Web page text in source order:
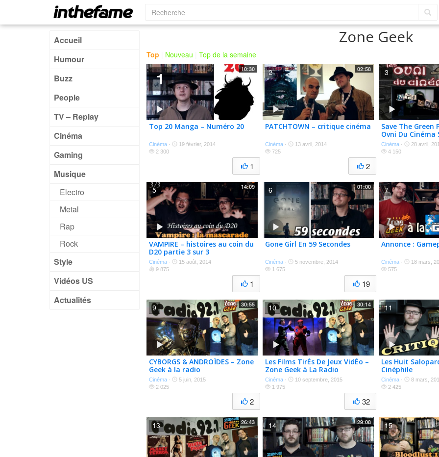
Accueil
Humour
Buzz
People
TV – Replay
Cinéma
Gaming
Musique
Electro
Metal
Rap
Rock
Style
Vidéos US
Actualités
Zone Geek
Top Nouveau Top de la semaine
10:30
Top 20 Manga – Numéro 20
Cinéma ·
19 février, 2014
2 300
1
1 02:58
PATCHTOWN – critique cinéma
Cinéma ·
13 avril, 2014
725
2
2
Save The Green
Ovni Du Cinéma
Cinéma ·
28 avril,
4 150
3
14:09
VAMPIRE – histoires au coin du
D20 partie 3 sur 3
Cinéma ·
15 août, 2014
9 875
1
5 01:00
Gone Girl En 59 Secondes
Cinéma ·
5 novembre, 2014
1 675
19
6
Annonce :
Cinéma ·
18 mars,
575
7
30:55
CYBORGS & ANDROÏDES – Zone
Geek à la radio
Cinéma ·
5 juin, 2015
2 025
2
9 30:14
Les Films TirÉs De Jeux VidÉo –
Zone Geek à La Radio
Cinéma ·
10 septembre, 2015
1 975
32
10
Les Huit
Cinéphile
Cinéma ·
8 mars,
2 425
11
26:43
13 29:08
14 15